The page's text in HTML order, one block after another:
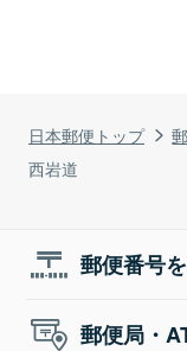
日本郵便トップ
西岩道
郵便番号
郵便局・